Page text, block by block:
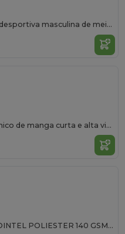
ICARIA Leggin desportiva masculina de meia perna
VEGA Polo técnico de manga curta e alta visibilidade
INTERLOCK POINTEL POLIESTER 140 GSM White polyester fabric